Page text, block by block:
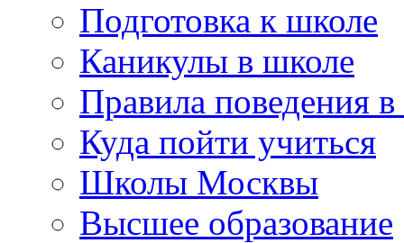
Подготовка к школе
Каникулы в школе
Правила поведения
Куда пойти учиться
Школы Москвы
Высшее образование